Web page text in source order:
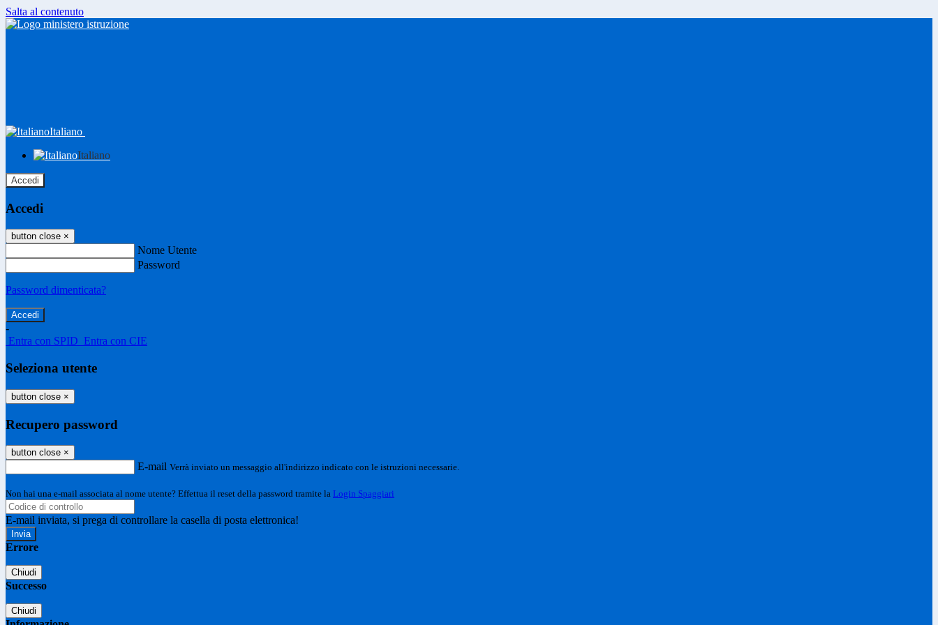
Salta al contenuto
Italiano
Italiano
Accedi
Accedi
button close ×
Nome Utente
Password
Password dimenticata?
-
Entra con SPID Entra con CIE
Seleziona utente
button close ×
Recupero password
button close ×
E-mail Verrà inviato un messaggio all'indirizzo indicato con le istruzioni necessarie.
Non hai una e-mail associata al nome utente? Effettua il reset della password tramite la Login Spaggiari
E-mail inviata, si prega di controllare la casella di posta elettronica!
Errore
Chiudi
Successo
Chiudi